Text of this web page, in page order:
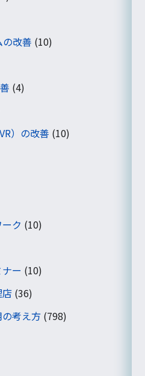
改善 (10)
(4)
）の改善 (10)
ク (10)
ー (10)
店 (36)
考え方 (798)